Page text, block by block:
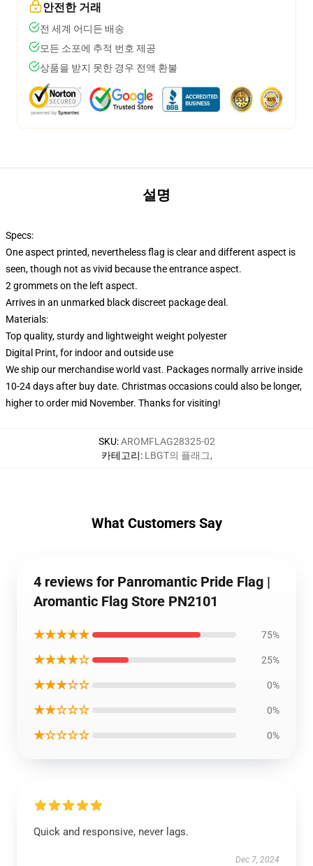
안전한 거래
전 세계 어디든 배송
모든 소포에 추적 번호 제공
상품을 받지 못한 경우 전액 환불
설명
Specs:
One aspect printed, nevertheless flag is clear and different aspect is
seen, though not as vivid because the entrance aspect.
2 grommets on the left aspect.
Arrives in an unmarked black discreet package deal.
Materials:
Top quality, sturdy and lightweight weight polyester
Digital Print, for indoor and outside use
We ship our merchandise world vast. Packages normally arrive inside
10-24 days after buy date. Christmas occasions could also be longer,
higher to order mid November. Thanks for visiting!
SKU:AROMFLAG28325-02
카테고리: LBGT의 플래그,
What Customers Say
4 reviews for Panromantic Pride Flag |
Aromantic Flag Store PN2101
★★★★★ 75%
★★★★☆ 25%
★★★☆☆ 0%
★★☆☆☆ 0%
★☆☆☆☆ 0%
Quick and responsive, never lags.
Dec 7, 2024